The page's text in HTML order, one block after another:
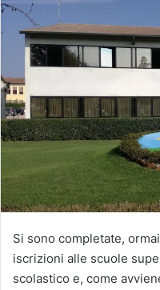
Si sono completate,
iscrizioni alle scuole
scolastico e, come